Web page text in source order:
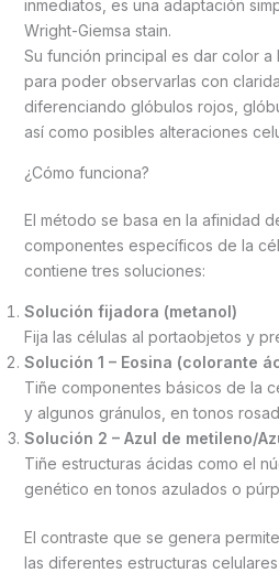
inmediatos, es una adaptación
Wright-Giemsa stain.
Su función principal es dar color a
para poder observarlas con
diferenciando glóbulos rojos,
así como posibles alteraciones
¿Cómo funciona?
El método se basa en la afinidad
componentes específicos de la
contiene tres soluciones:
Solución fijadora (metanol)
Fija las células al portaobjetos y
Solución 1 – Eosina (colorante
Tiñe componentes básicos de la
y algunos gránulos, en tonos
Solución 2 – Azul de metileno/
Tiñe estructuras ácidas como el
genético en tonos azulados o
El contraste que se genera
las diferentes estructuras celulares